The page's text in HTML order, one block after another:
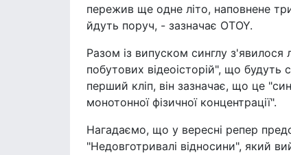
пережив ще одне літо, наповнене
йдуть поруч, - зазначає OTOY.
Разом із випуском синглу з'явилося
побутових відеоісторій", що
перший кліп, він зазначає, що це
монотонної фізичної концентрації".
Нагадаємо, що у вересні репер
"Недовготривалі відносини", який